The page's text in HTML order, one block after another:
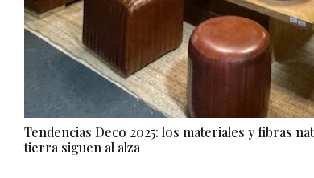
Tendencias Deco 2025: los materiales y fibras
tierra siguen al alza